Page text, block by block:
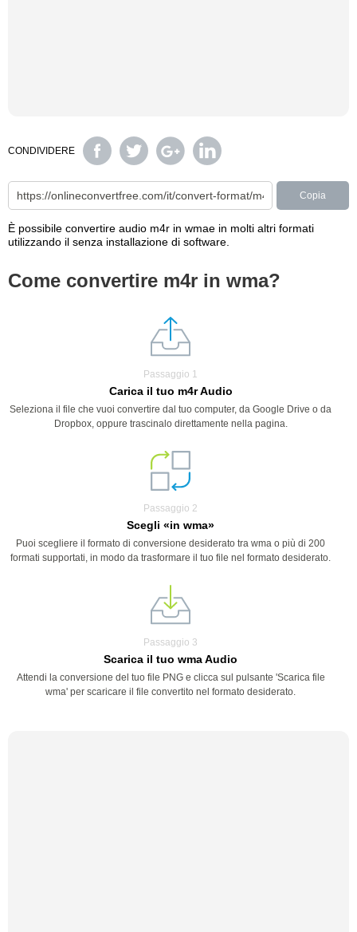
CONDIVIDERE
Copia
È possibile convertire audio m4r in wmae in molti altri formati
utilizzando il senza installazione di software.
Come convertire m4r in wma?
Passaggio 1
Carica il tuo m4r Audio
Seleziona il file che vuoi convertire dal tuo computer, da Google Drive o da
Dropbox, oppure trascinalo direttamente nella pagina.
Passaggio 2
Scegli «in wma»
Puoi scegliere il formato di conversione desiderato tra wma o più di 200
formati supportati, in modo da trasformare il tuo file nel formato desiderato.
Passaggio 3
Scarica il tuo wma Audio
Attendi la conversione del tuo file PNG e clicca sul pulsante 'Scarica file
wma' per scaricare il file convertito nel formato desiderato.